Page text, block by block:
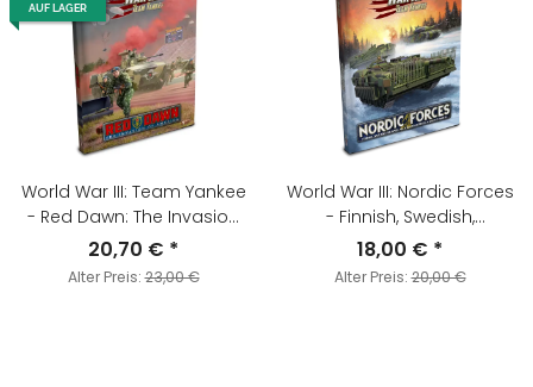
AUF LAGER
World War III: Team Yankee
- Red Dawn: The Invasion
of America
20,70 € *
Alter Preis:23,00 €
World War III: Nordic Forces
- Finnish, Swedish,
Norwegian & Danish
Forces in WWIII
18,00 € *
Alter Preis:20,00 €